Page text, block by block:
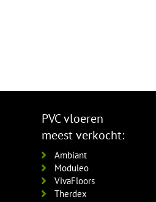
PVC vloeren
meest verkocht:
Ambiant
Moduleo
VivaFloors
Therdex